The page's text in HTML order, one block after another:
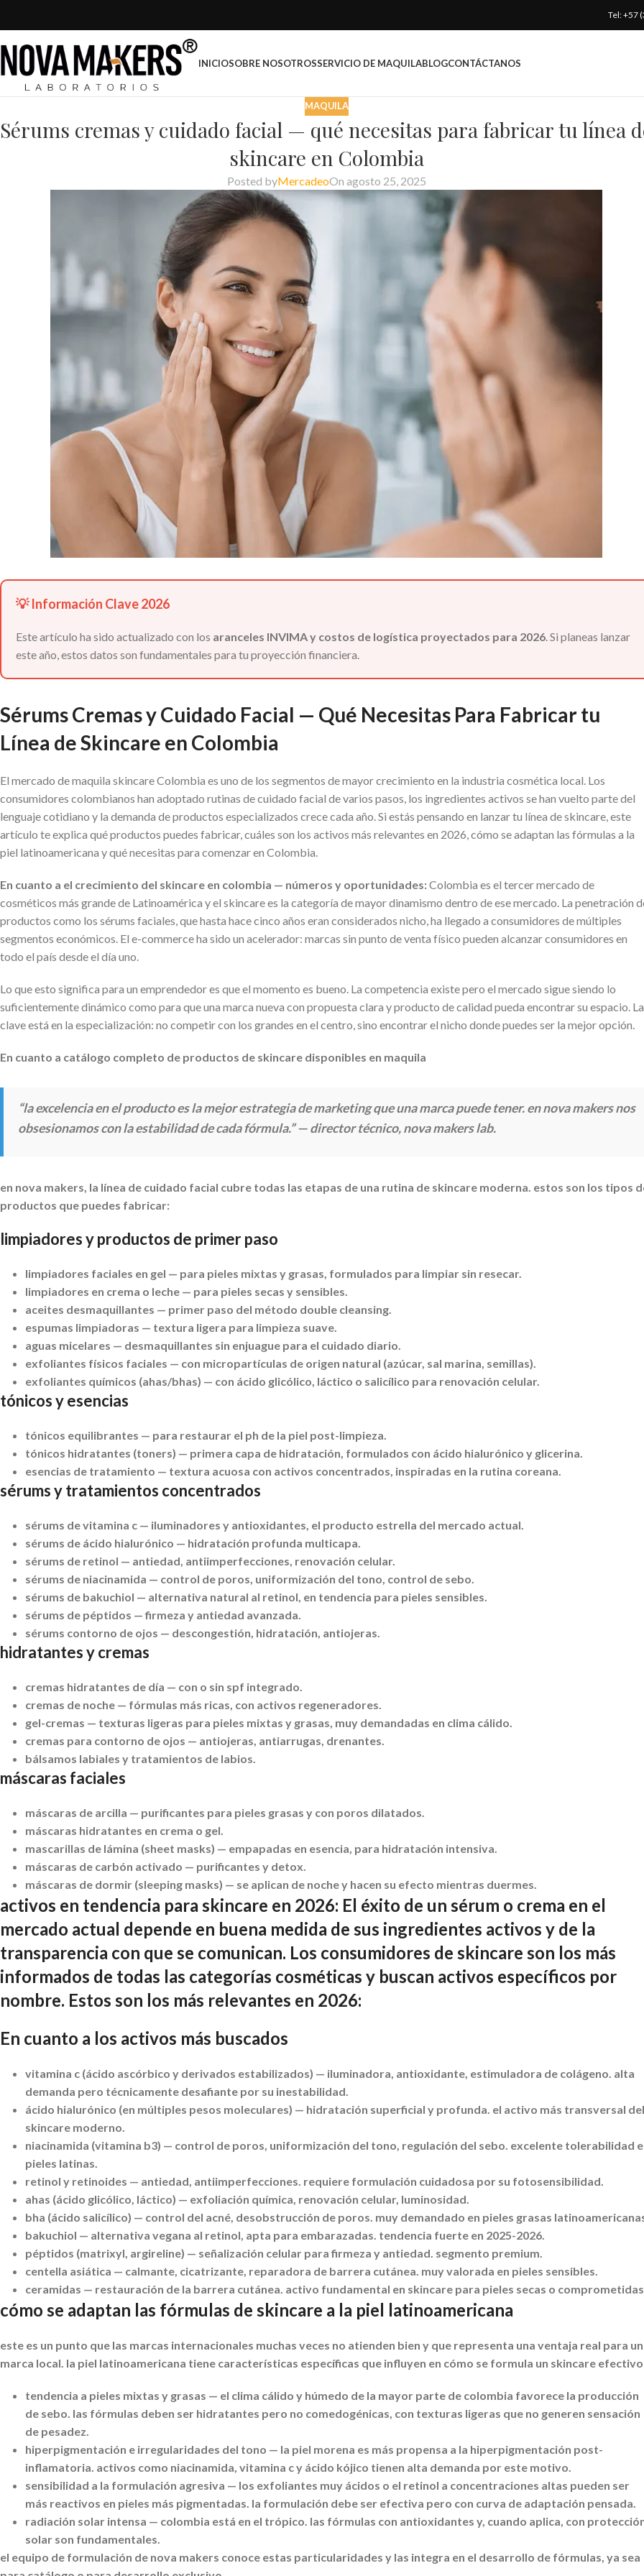
Tel: +57
INICIOSOBRE NOSOTROSSERVICIO DE MAQUILABLOGCONTÁCTANOS
MAQUILA
Sérums cremas y cuidado facial — qué necesitas para fabricar tu línea
skincare en Colombia
Posted byMercadeoOn agosto 25, 2025
💡 Información Clave 2026
Este artículo ha sido actualizado con los aranceles INVIMA y costos de logística proyectados para 2026 . Si planeas lanzar
este año, estos datos son fundamentales para tu proyección financiera.
Sérums Cremas y Cuidado Facial — Qué Necesitas Para Fabricar tu
Línea de Skincare en Colombia
El mercado de maquila skincare Colombia es uno de los segmentos de mayor crecimiento en la industria cosmética local. Los
consumidores colombianos han adoptado rutinas de cuidado facial de varios pasos, los ingredientes activos se han vuelto parte del
lenguaje cotidiano y la demanda de productos especializados crece cada año. Si estás pensando en lanzar tu línea de skincare, este
artículo te explica qué productos puedes fabricar, cuáles son los activos más relevantes en 2026, cómo se adaptan las fórmulas a la
piel latinoamericana y qué necesitas para comenzar en Colombia.
En cuanto a el crecimiento del skincare en colombia — números y oportunidades:Colombia es el tercer mercado de
cosméticos más grande de Latinoamérica y el skincare es la categoría de mayor dinamismo dentro de ese mercado. La penetración
productos como los sérums faciales, que hasta hace cinco años eran considerados nicho, ha llegado a consumidores de múltiples
segmentos económicos. El e-commerce ha sido un acelerador: marcas sin punto de venta físico pueden alcanzar consumidores en
todo el país desde el día uno.
Lo que esto significa para un emprendedor es que el momento es bueno. La competencia existe pero el mercado sigue siendo lo
suficientemente dinámico como para que una marca nueva con propuesta clara y producto de calidad pueda encontrar su espacio. La
clave está en la especialización: no competir con los grandes en el centro, sino encontrar el nicho donde puedes ser la mejor opción.
En cuanto a catálogo completo de productos de skincare disponibles en maquila
“la excelencia en el producto es la mejor estrategia de marketing que una marca puede tener. en nova makers nos
obsesionamos con la estabilidad de cada fórmula.” — director técnico, nova makers lab.
en nova makers , la línea de cuidado facial cubre todas las etapas de una rutina de skincare moderna. estos son los tipos
productos que puedes fabricar:
limpiadores y productos de primer paso
limpiadores faciales en gel — para pieles mixtas y grasas, formulados para limpiar sin resecar.
limpiadores en crema o leche — para pieles secas y sensibles.
aceites desmaquillantes — primer paso del método double cleansing.
espumas limpiadoras — textura ligera para limpieza suave.
aguas micelares — desmaquillantes sin enjuague para el cuidado diario.
exfoliantes físicos faciales — con micropartículas de origen natural (azúcar, sal marina, semillas).
exfoliantes químicos (ahas/bhas) — con ácido glicólico, láctico o salicílico para renovación celular.
tónicos y esencias
tónicos equilibrantes — para restaurar el ph de la piel post-limpieza.
tónicos hidratantes (toners) — primera capa de hidratación, formulados con ácido hialurónico y glicerina.
esencias de tratamiento — textura acuosa con activos concentrados, inspiradas en la rutina coreana.
sérums y tratamientos concentrados
sérums de vitamina c — iluminadores y antioxidantes, el producto estrella del mercado actual.
sérums de ácido hialurónico — hidratación profunda multicapa.
sérums de retinol — antiedad, antiimperfecciones, renovación celular.
sérums de niacinamida — control de poros, uniformización del tono, control de sebo.
sérums de bakuchiol — alternativa natural al retinol, en tendencia para pieles sensibles.
sérums de péptidos — firmeza y antiedad avanzada.
sérums contorno de ojos — descongestión, hidratación, antiojeras.
hidratantes y cremas
cremas hidratantes de día — con o sin spf integrado.
cremas de noche — fórmulas más ricas, con activos regeneradores.
gel-cremas — texturas ligeras para pieles mixtas y grasas, muy demandadas en clima cálido.
cremas para contorno de ojos — antiojeras, antiarrugas, drenantes.
bálsamos labiales y tratamientos de labios.
máscaras faciales
máscaras de arcilla — purificantes para pieles grasas y con poros dilatados.
máscaras hidratantes en crema o gel.
mascarillas de lámina (sheet masks) — empapadas en esencia, para hidratación intensiva.
máscaras de carbón activado — purificantes y detox.
máscaras de dormir (sleeping masks) — se aplican de noche y hacen su efecto mientras duermes.
activos en tendencia para skincare en 2026: El éxito de un sérum o crema en el
mercado actual depende en buena medida de sus ingredientes activos y de la
transparencia con que se comunican. Los consumidores de skincare son los más
informados de todas las categorías cosméticas y buscan activos específicos por
nombre. Estos son los más relevantes en 2026:
En cuanto a los activos más buscados
vitamina c (ácido ascórbico y derivados estabilizados) — iluminadora, antioxidante, estimuladora de colágeno. alta
demanda pero técnicamente desafiante por su inestabilidad.
ácido hialurónico (en múltiples pesos moleculares) — hidratación superficial y profunda. el activo más transversal del
skincare moderno.
niacinamida (vitamina b3) — control de poros, uniformización del tono, regulación del sebo. excelente tolerabilidad
pieles latinas.
retinol y retinoides — antiedad, antiimperfecciones. requiere formulación cuidadosa por su fotosensibilidad.
ahas (ácido glicólico, láctico) — exfoliación química, renovación celular, luminosidad.
bha (ácido salicílico) — control del acné, desobstrucción de poros. muy demandado en pieles grasas
bakuchiol — alternativa vegana al retinol, apta para embarazadas. tendencia fuerte en 2025-2026.
péptidos (matrixyl, argireline) — señalización celular para firmeza y antiedad. segmento premium.
centella asiática — calmante, cicatrizante, reparadora de barrera cutánea. muy valorada en pieles sensibles.
ceramidas — restauración de la barrera cutánea. activo fundamental en skincare para pieles secas o
cómo se adaptan las fórmulas de skincare a la piel latinoamericana
este es un punto que las marcas internacionales muchas veces no atienden bien y que representa una ventaja real para
marca local. la piel latinoamericana tiene características específicas que influyen en cómo se formula un skincare
tendencia a pieles mixtas y grasas — el clima cálido y húmedo de la mayor parte de colombia favorece la producción
de sebo. las fórmulas deben ser hidratantes pero no comedogénicas, con texturas ligeras que no generen sensación
de pesadez.
hiperpigmentación e irregularidades del tono — la piel morena es más propensa a la hiperpigmentación post-
inflamatoria. activos como niacinamida, vitamina c y ácido kójico tienen alta demanda por este motivo.
sensibilidad a la formulación agresiva — los exfoliantes muy ácidos o el retinol a concentraciones altas pueden ser
más reactivos en pieles más pigmentadas. la formulación debe ser efectiva pero con curva de adaptación pensada.
radiación solar intensa — colombia está en el trópico. las fórmulas con antioxidantes y, cuando aplica, con
solar son fundamentales.
el equipo de formulación de nova makers conoce estas particularidades y las integra en el desarrollo de fórmulas, ya sea